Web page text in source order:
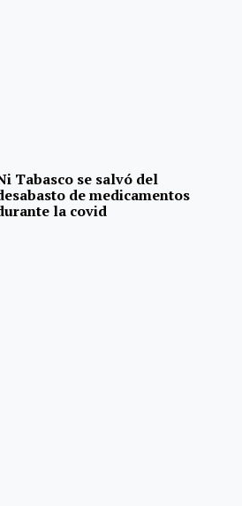
Tabasco se salvó del
de medicamentos
la covid